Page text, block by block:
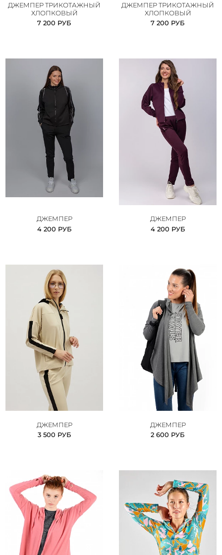
ДЖЕМПЕР ТРИКОТАЖНЫЙ
ХЛОПКОВЫЙ
7 200 РУБ
ДЖЕМПЕР ТРИКОТАЖНЫЙ
ХЛОПКОВЫЙ
7 200 РУБ
ДЖЕМПЕР
4 200 РУБ
ДЖЕМПЕР
4 200 РУБ
ДЖЕМПЕР
3 500 РУБ
ДЖЕМПЕР
2 600 РУБ